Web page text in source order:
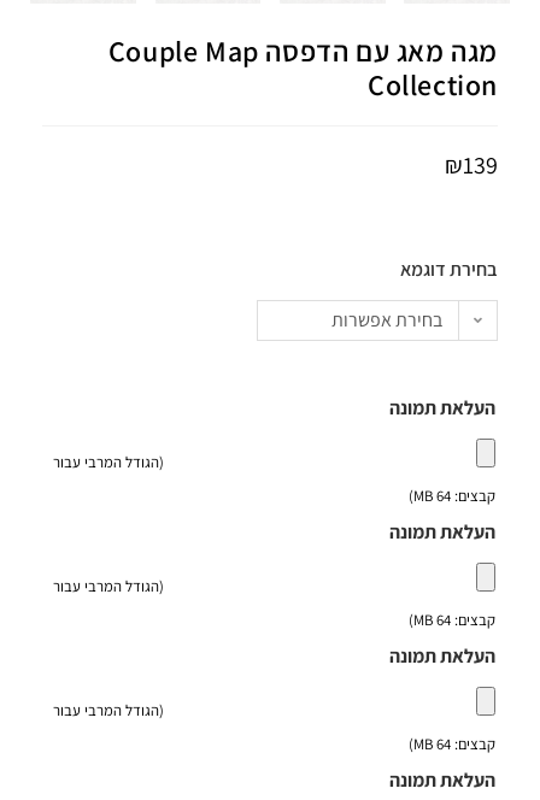
מגה מאג עם הדפסה Couple Map
Collection
₪139
בחירת דוגמא
בחירת אפשרות
העלאת תמונה
(הגודל המרבי עבור
קבצים: 64 MB)
העלאת תמונה
(הגודל המרבי עבור
קבצים: 64 MB)
העלאת תמונה
(הגודל המרבי עבור
קבצים: 64 MB)
העלאת תמונה